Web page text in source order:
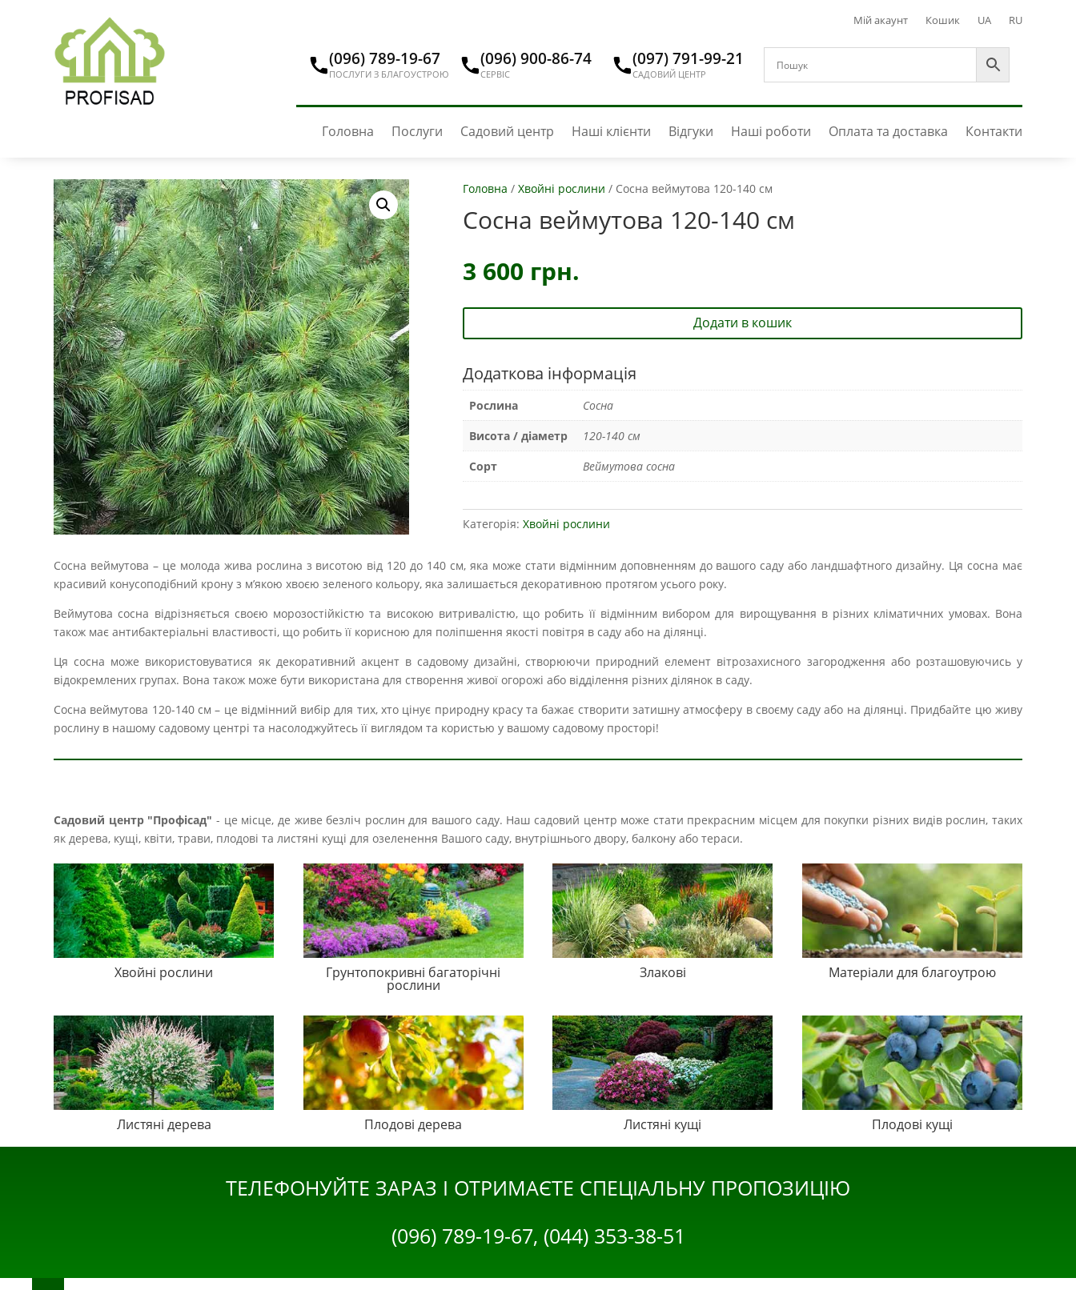
Мій акаунт Кошик UA RU
(096) 789-19-67
ПОСЛУГИ З БЛАГОУСТРОЮ
(096) 900-86-74
СЕРВІС
(097) 791-99-21
САДОВИЙ ЦЕНТР
Головна Послуги Садовий центр Наші клієнти Відгуки Наші роботи Оплата та доставка Контакти
Головна / Хвойні рослини / Сосна веймутова 120-140 см
Сосна веймутова 120-140 см
3 600 грн.
Додати в кошик
Додаткова інформація
Рослина
Сосна
Висота / діаметр
120-140 см
Сорт
Веймутова сосна
Категорія: Хвойні рослини
Сосна веймутова – це молода жива рослина з висотою від 120 до 140 см, яка може стати відмінним доповненням до вашого саду або ландшафтного дизайну. Ця сосна має
красивий конусоподібний крону з м’якою хвоєю зеленого кольору, яка залишається декоративною протягом усього року.
Веймутова сосна відрізняється своєю морозостійкістю та високою витривалістю, що робить її відмінним вибором для вирощування в різних кліматичних умовах. Вона
також має антибактеріальні властивості, що робить її корисною для поліпшення якості повітря в саду або на ділянці.
Ця сосна може використовуватися як декоративний акцент в садовому дизайні, створюючи природний елемент вітрозахисного загородження або розташовуючись у
відокремлених групах. Вона також може бути використана для створення живої огорожі або відділення різних ділянок в саду.
Сосна веймутова 120-140 см – це відмінний вибір для тих, хто цінує природну красу та бажає створити затишну атмосферу в своєму саду або на ділянці. Придбайте цю живу
рослину в нашому садовому центрі та насолоджуйтесь її виглядом та користью у вашому садовому просторі!
Садовий центр "Профісад" - це місце, де живе безліч рослин для вашого саду. Наш садовий центр може стати прекрасним місцем для покупки різних видів рослин, таких
як дерева, кущі, квіти, трави, плодові та листяні кущі для озеленення Вашого саду, внутрішнього двору, балкону або тераси.
Хвойні рослини Грунтопокривні багаторічні
рослини
Злакові Матеріали для благоутрою
Листяні дерева Плодові дерева Листяні кущі Плодові кущі
ТЕЛЕФОНУЙТЕ ЗАРАЗ І ОТРИМАЄТЕ СПЕЦІАЛЬНУ ПРОПОЗИЦІЮ
(096) 789-19-67, (044) 353-38-51